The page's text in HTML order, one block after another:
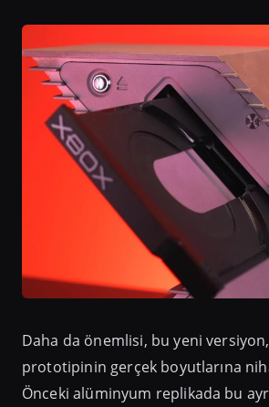
Daha da önemlisi, bu yeni
prototipinin gerçek boyutlarına
Önceki alüminyum replikada bu